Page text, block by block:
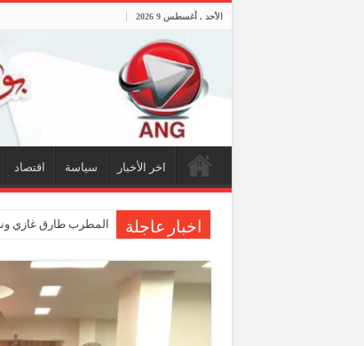
الأحد , أغسطس 9 2026
اخر الأخبار سياسة اقتصاد
اخبار عاجلة المطرب طارق غازي